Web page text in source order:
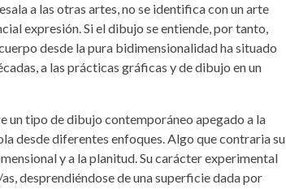
a las otras artes, no se identifica con un arte
expresión. Si el dibujo se entiende, por tanto,
desde la pura bidimensionalidad ha situado
a las prácticas gráficas y de dibujo en un
un tipo de dibujo contemporáneo apegado a la
desde diferentes enfoques. Algo que contraria su
y a la planitud. Su carácter experimental
desprendiéndose de una superficie dada por